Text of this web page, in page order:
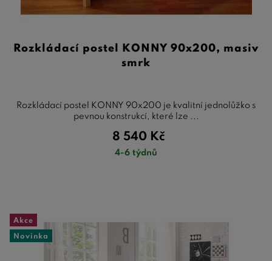
Rozkládací postel KONNY 90x200, masiv
smrk
Rozkládací postel KONNY 90x200 je kvalitní jednolůžko s
pevnou konstrukcí, které lze ...
8 540 Kč
4-6 týdnů
Akce
Novinka